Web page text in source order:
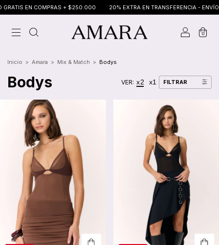
COMPRAS + $250.000 20% EXTRA EN TRANSFERENCIA - ENVÍO
0
Inicio > Amara > Mix & Match > Bodys
Bodys VER: x2 x1 FILTRAR